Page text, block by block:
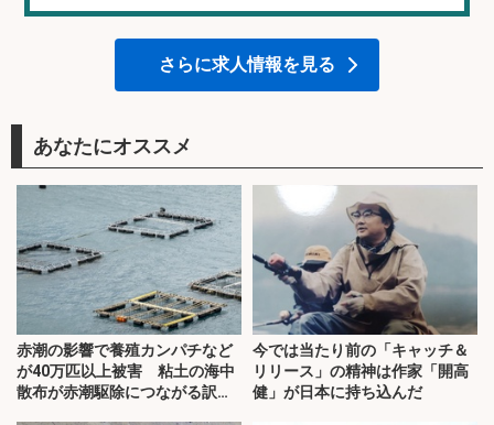
さらに求人情報を見る
あなたにオススメ
赤潮の影響で養殖カンパチなど
が40万匹以上被害 粘土の海中
散布が赤潮駆除につながる訳と
今では当たり前の「キャッチ＆
リリース」の精神は作家「開高
健」が日本に持ち込んだ